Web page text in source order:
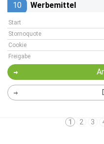
10 Werbemittel
Start
Stornoquote
Cookie
Freigabe
1 2 3